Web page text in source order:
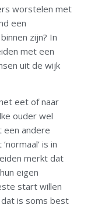
worstelen met
een
zijn? In
met een
uit de wijk
eet of naar
ouder wel
een andere
is in
merkt dat
eigen
start willen
dat is soms best